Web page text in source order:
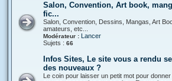
Salon, Convention, Art book,
fic...
Salon, Convention, Dessins, Mangas, Art
amateurs, etc...
Modérateur : Lancer
Sujets : 66
Infos Sites, Le site vous a rendu
des nouveaux ?
Le coin pour laisser un petit mot pour